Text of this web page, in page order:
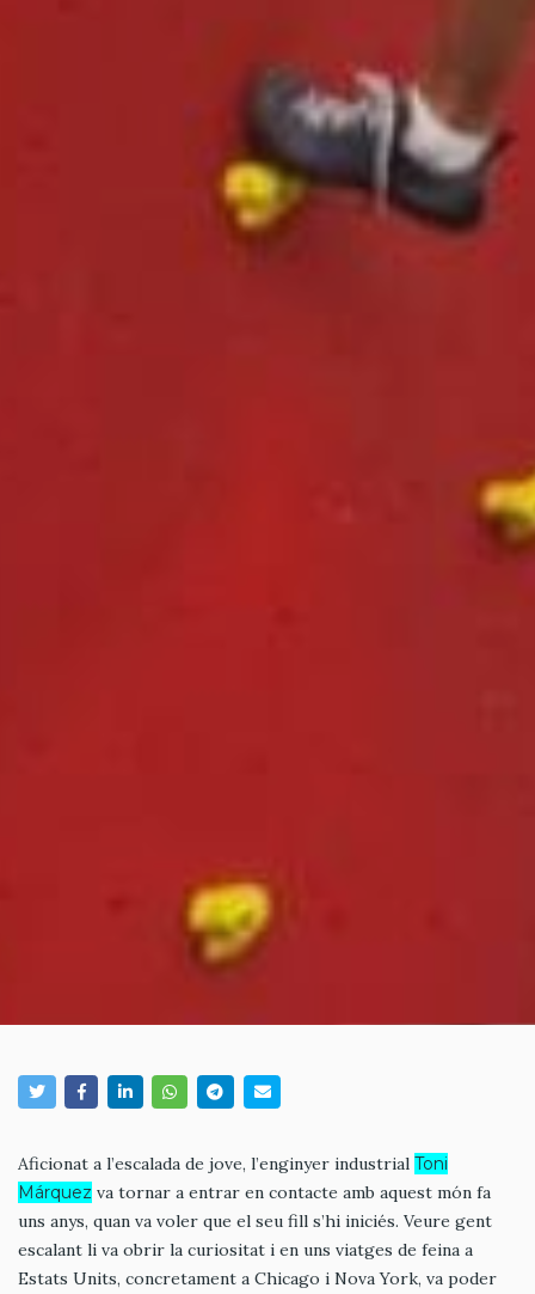
Aficionat a l’escalada de jove, l’enginyer industrial Toni
Márquez va tornar a entrar en contacte amb aquest món fa
uns anys, quan va voler que el seu fill s’hi iniciés. Veure gent
escalant li va obrir la curiositat i en uns viatges de feina a
Estats Units, concretament a Chicago i Nova York, va poder